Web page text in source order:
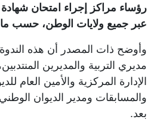
عبر جميع ولايات الوطن، حسب ما
وأوضح ذات المصدر أن هذه
مديري التربية والمديرين
الإدارة المركزية والأمين العام
والمسابقات ومدير الديوان
بعد.